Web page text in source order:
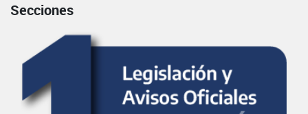
Secciones